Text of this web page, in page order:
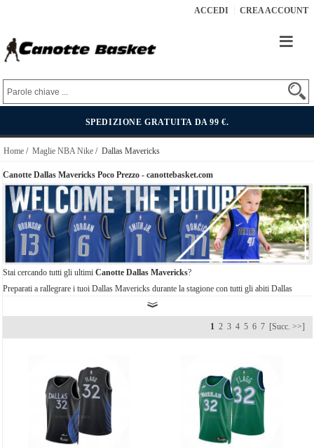
ACCEDI CREA ACCOUNT
SPEDIZIONE GRATUITA DA 99 €.
Home / Maglie NBA Nike / Dallas Mavericks
Canotte Dallas Mavericks Poco Prezzo - canottebasket.com
Stai cercando tutti gli ultimi Canotte Dallas Mavericks?
Preparati a rallegrare i tuoi Dallas Mavericks durante la stagione con tutti gli abiti Dallas
Mavericks più alla moda per ogni fan.Sii fiero della tua squadra per tutta la stagione con le tue
Donna Dallas Mavericks,Canotte Bambino Dallas Mavericks,Pantaloncini e molto altro
Sostieni tutte le grandi star per i Dallas Mavericks come Dennis-Smith Jr.、DeAndre-
Jordan、J.J.-Barea、Luka-Doncic、Wesley-Matthews、Dorian-Finney-Smith、Maxi-
Compra il tuo preferito oggi T-shirt Dallas Mavericks economiche, fallo in tempo per il
prossimo gioco di Dallas Mavericks!
1 2 3 4 5 6 7 [Succ. >>]